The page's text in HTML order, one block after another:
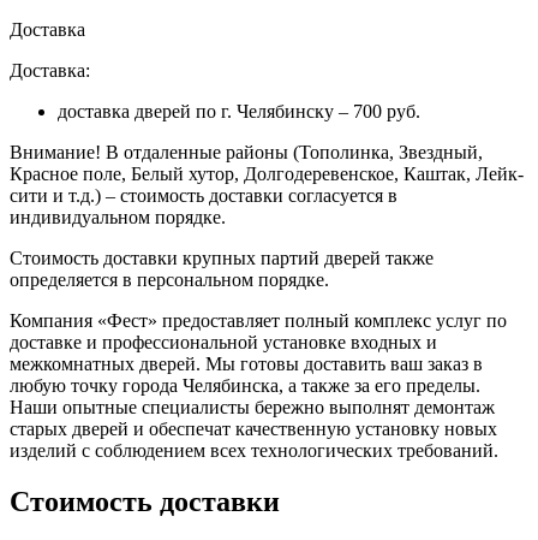
Доставка
Доставка:
доставка дверей по г. Челябинску – 700 руб.
Внимание! В отдаленные районы (Тополинка, Звездный,
Красное поле, Белый хутор, Долгодеревенское, Каштак, Лейк-
сити и т.д.) – стоимость доставки согласуется в
индивидуальном порядке.
Стоимость доставки крупных партий дверей также
определяется в персональном порядке.
Компания «Фест» предоставляет полный комплекс услуг по
доставке и профессиональной установке входных и
межкомнатных дверей. Мы готовы доставить ваш заказ в
любую точку города Челябинска, а также за его пределы.
Наши опытные специалисты бережно выполнят демонтаж
старых дверей и обеспечат качественную установку новых
изделий с соблюдением всех технологических требований.
Стоимость доставки